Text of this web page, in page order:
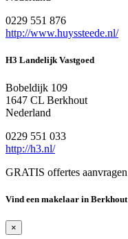
0229 551 876
http://www.huyssteede.nl/
H3 Landelijk Vastgoed
Bobeldijk 109
1647 CL Berkhout
Nederland
0229 551 033
http://h3.nl/
GRATIS offertes aanvragen
Vind een makelaar in Berkhout
×